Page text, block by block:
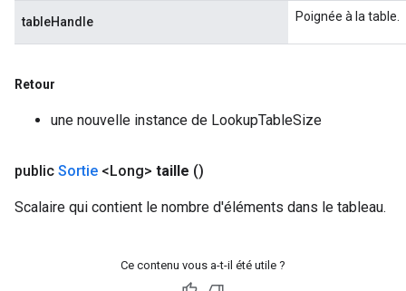
tableHandle Poignée à la table.
Retour
une nouvelle instance de LookupTableSize
public Sortie <Long> taille ()
Scalaire qui contient le nombre d'éléments dans le tableau.
Ce contenu vous a-t-il été utile ?